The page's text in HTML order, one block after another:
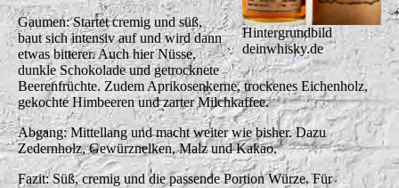
Hintergrundbild
deinwhisky.de
Gaumen: Startet cremig und süß,
baut sich intensiv auf und wird dann
etwas bitterer. Auch hier Nüsse,
dunkle Schokolade und getrocknete
Beerenfrüchte. Zudem Aprikosenkerne, trockenes Eichenholz,
gekochte Himbeeren und zarter Milchkaffee.
Abgang: Mittellang und macht weiter wie bisher. Dazu
Zedernholz, Gewürznelken, Malz und Kakao.
Fazit: Süß, cremig und die passende Portion Würze. Für